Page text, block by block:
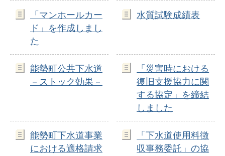
「マンホールカー
ド」を作成しまし
た
水質試験成績表
能勢町公共下水道
－ストック効果－
「災害時における
復旧支援協力に関
する協定」を締結
しました
能勢町下水道事業
における適格請求
「下水道使用料徴
収事務委託」の協